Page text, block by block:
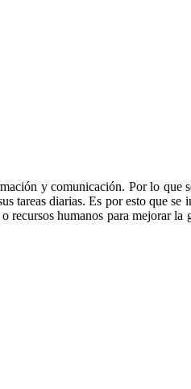
y comunicación. Por lo que
tareas diarias. Es por esto que se
recursos humanos para mejorar la